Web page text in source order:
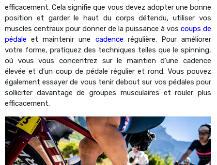
efficacement. Cela signifie que vous devez adopter une bonne
position et garder le haut du corps détendu, utiliser vos
muscles centraux pour donner de la puissance à vos coups de
pédale et maintenir une cadence régulière. Pour améliorer
votre forme, pratiquez des techniques telles que le spinning,
où vous vous concentrez sur le maintien d’une cadence
élevée et d’un coup de pédale régulier et rond. Vous pouvez
également essayer de vous tenir debout sur vos pédales pour
solliciter davantage de groupes musculaires et rouler plus
efficacement.